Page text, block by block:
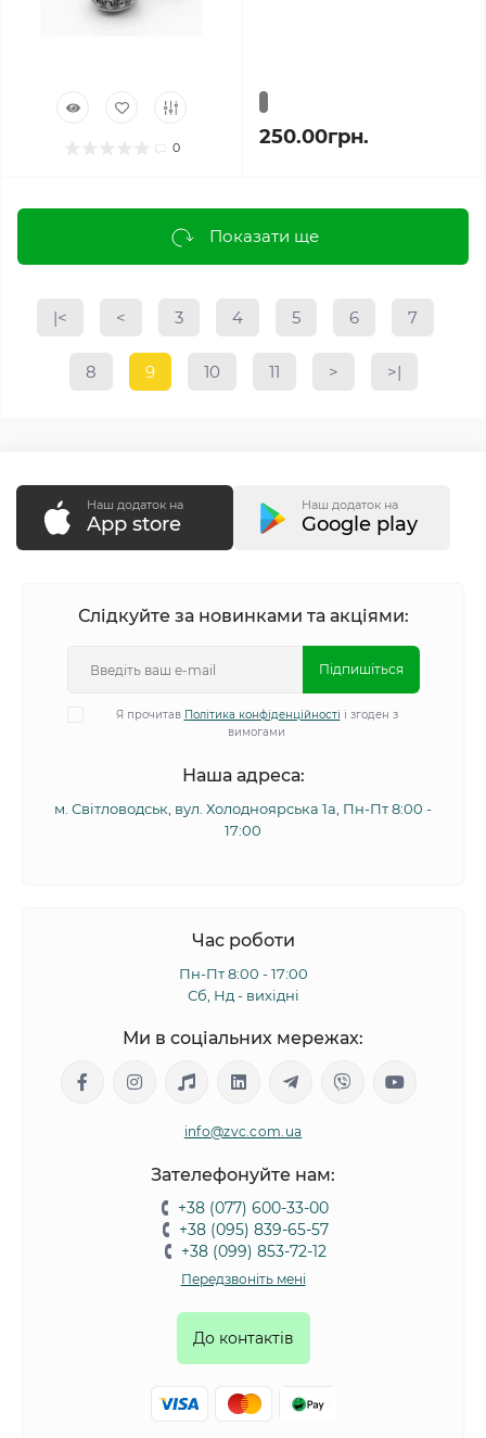
0 250.00грн.
Показати ще
|< < 3 4 5 6 7
8 9 10 11 > >|
Наш додаток на
App store
Наш додаток на
Google play
Слідкуйте за новинками та акціями:
Підпишіться
Я прочитав Політика конфіденційності і згоден з
вимогами
Наша адреса:
м. Світловодськ, вул. Холодноярська 1а, Пн-Пт 8:00 -
17:00
Час роботи
Пн-Пт 8:00 - 17:00
Сб, Нд - вихідні
Ми в соціальних мережах:
info@zvc.com.ua
Зателефонуйте нам:
+38 (077) 600-33-00
+38 (095) 839-65-57
+38 (099) 853-72-12
Передзвоніть мені
До контактів